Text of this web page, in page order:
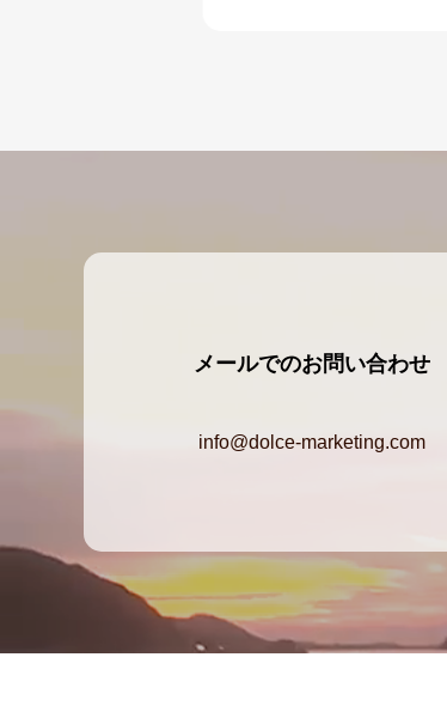
メールでのお問い合わせ
info@dolce-marketing.com